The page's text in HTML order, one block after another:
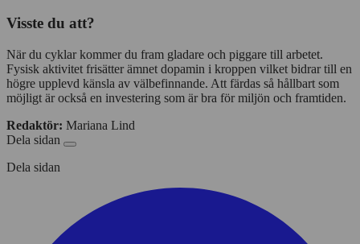
Visste du att?
När du cyklar kommer du fram gladare och piggare till arbetet.
Fysisk aktivitet frisätter ämnet dopamin i kroppen vilket bidrar till en
högre upplevd känsla av välbefinnande. Att färdas så hållbart som
möjligt är också en investering som är bra för miljön och framtiden.
Redaktör: Mariana Lind
Dela sidan
Dela sidan